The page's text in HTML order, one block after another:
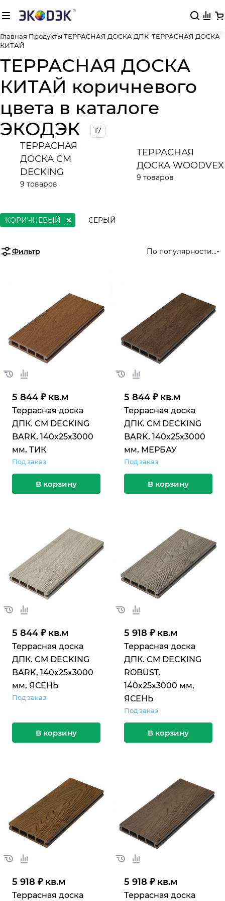
Главная Продукты ТЕРРАСНАЯ ДОСКА ДПК ТЕРРАСНАЯ ДОСКА
КИТАЙ
ТЕРРАСНАЯ ДОСКА
КИТАЙ коричневого
цвета в каталоге
ЭКОДЭК
17
ТЕРРАСНАЯ
ДОСКА CM
DECKING
9 товаров
ТЕРРАСНАЯ
ДОСКА WOODVEX
9 товаров
КОРИЧНЕВЫЙ СЕРЫЙ
Фильтр По популярности
5 844 ₽ кв.м
Террасная доска
ДПК. CM DECKING
BARK, 140х25х3000
мм, ТИК
Под заказ
В корзину
5 844 ₽ кв.м
Террасная доска
ДПК. CM DECKING
BARK, 140х25х3000
мм, МЕРБАУ
Под заказ
В корзину
5 844 ₽ кв.м
Террасная доска
ДПК. CM DECKING
BARK, 140х25х3000
мм, ЯСЕНЬ
Под заказ
В корзину
5 918 ₽ кв.м
Террасная доска
ДПК. CM DECKING
ROBUST,
140х25х3000 мм,
ЯСЕНЬ
Под заказ
В корзину
5 918 ₽ кв.м
Террасная доска
5 918 ₽ кв.м
Террасная доска